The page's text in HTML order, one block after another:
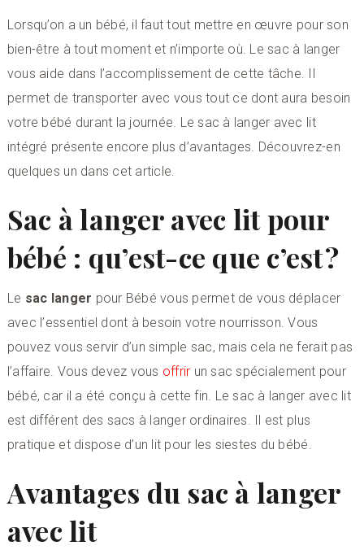
Lorsqu’on a un bébé, il faut tout mettre en œuvre pour son
bien-être à tout moment et n’importe où. Le sac à langer
vous aide dans l’accomplissement de cette tâche. Il
permet de transporter avec vous tout ce dont aura besoin
votre bébé durant la journée. Le sac à langer avec lit
intégré présente encore plus d’avantages. Découvrez-en
quelques un dans cet article.
Sac à langer avec lit pour
bébé : qu’est-ce que c’est ?
Le sac langer pour Bébé vous permet de vous déplacer
avec l’essentiel dont à besoin votre nourrisson. Vous
pouvez vous servir d’un simple sac, mais cela ne ferait pas
l’affaire. Vous devez vous offrir un sac spécialement pour
bébé, car il a été conçu à cette fin. Le sac à langer avec lit
est différent des sacs à langer ordinaires. Il est plus
pratique et dispose d’un lit pour les siestes du bébé.
Avantages du sac à langer
avec lit